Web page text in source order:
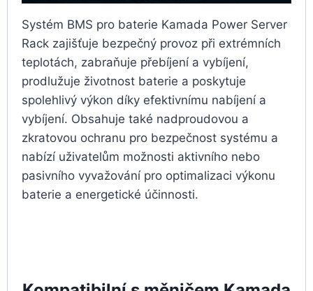
Systém BMS pro baterie Kamada Power Server
Rack zajišťuje bezpečný provoz při extrémních
teplotách, zabraňuje přebíjení a vybíjení,
prodlužuje životnost baterie a poskytuje
spolehlivý výkon díky efektivnímu nabíjení a
vybíjení. Obsahuje také nadproudovou a
zkratovou ochranu pro bezpečnost systému a
nabízí uživatelům možnosti aktivního nebo
pasivního vyvažování pro optimalizaci výkonu
baterie a energetické účinnosti.